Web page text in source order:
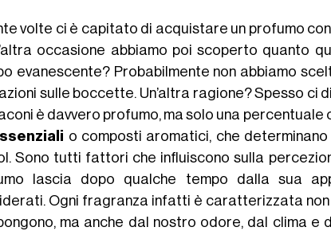
volte ci è capitato di acquistare un profumo
occasione abbiamo poi scoperto quanto
evanescente? Probabilmente non abbiamo
sulle boccette. Un’altra ragione? Spesso ci
è davvero profumo, ma solo una percentuale
o composti aromatici, che determinano
Sono tutti fattori che influiscono sulla
lascia dopo qualche tempo dalla sua
Ogni fragranza infatti è caratterizzata
ma anche dal nostro odore, dal clima